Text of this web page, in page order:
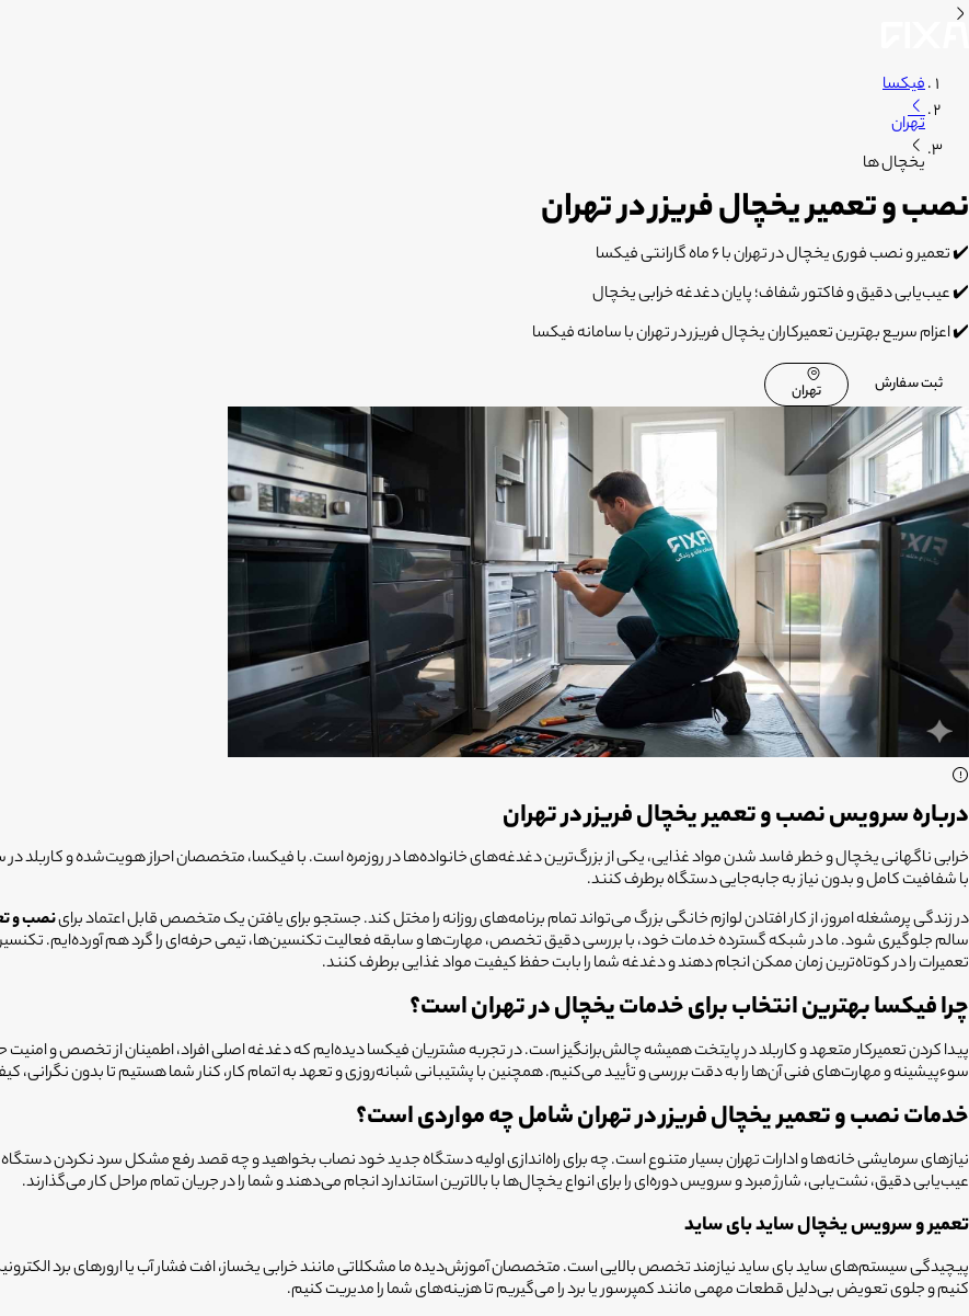
فیکسا
تهران
یخچال ها
نصب و تعمیر یخچال فریزر در تهران
✔️تعمیر و نصب فوری یخچال در تهران با ۶ ماه گارانتی فیکسا
✔️عیب‌یابی دقیق و فاکتور شفاف؛ پایان دغدغه خرابی یخچال
✔️اعزام سریع بهترین تعمیرکاران یخچال فریزر در تهران با سامانه فیکسا
ثبت سفارش تهران
درباره سرویس نصب و تعمیر یخچال فریزر در تهران
خرابی ناگهانی یخچال و خطر فاسد شدن مواد غذایی، یکی از بزرگ‌ترین دغدغه‌های خانواده‌ها در روزمره است. با فیکسا، متخصصان احراز هویت‌شده و کاربلد
با شفافیت کامل و بدون نیاز به جابه‌جایی دستگاه برطرف کنند.
در زندگی پرمشغله امروز، از کار افتادن لوازم خانگی بزرگ می‌تواند تمام برنامه‌های روزانه را مختل کند. جستجو برای یافتن یک متخصص قابل اعتماد براینصب و
سالم جلوگیری شود. ما در شبکه گسترده خدمات خود، با بررسی دقیق تخصص، مهارت‌ها و سابقه فعالیت تکنسین‌ها، تیمی حرفه‌ای را گرد هم آورده‌ایم.
تعمیرات را در کوتاه‌ترین زمان ممکن انجام دهند و دغدغه شما را بابت حفظ کیفیت مواد غذایی برطرف کنند.
چرا فیکسا بهترین انتخاب برای خدمات یخچال در تهران است؟
پیدا کردن تعمیرکار متعهد و کاربلد در پایتخت همیشه چالش‌برانگیز است. در تجربه مشتریان فیکسا دیده‌ایم که دغدغه اصلی افراد، اطمینان از تخصص و
سوءپیشینه و مهارت‌های فنی آن‌ها را به دقت بررسی و تأیید می‌کنیم. همچنین با پشتیبانی شبانه‌روزی و تعهد به اتمام کار، کنار شما هستیم تا بدون نگرانی،
خدمات نصب و تعمیر یخچال فریزر در تهران شامل چه مواردی است؟
نیازهای سرمایشی خانه‌ها و ادارات تهران بسیار متنوع است. چه برای راه‌اندازی اولیه دستگاه جدید خود نصاب بخواهید و چه قصد رفع مشکل سرد نکردن
عیب‌یابی دقیق، نشت‌یابی، شارژ مبرد و سرویس دوره‌ای را برای انواع یخچال‌ها با بالاترین استاندارد انجام می‌دهند و شما را در جریان تمام مراحل کار می‌گذارند.
تعمیر و سرویس یخچال ساید بای ساید
پیچیدگی سیستم‌های ساید بای ساید نیازمند تخصص بالایی است. متخصصان آموزش‌دیده ما مشکلاتی مانند خرابی یخساز، افت فشار آب یا ارورهای برد
کنیم و جلوی تعویض بی‌دلیل قطعات مهمی مانند کمپرسور یا برد را می‌گیریم تا هزینه‌های شما را مدیریت کنیم.